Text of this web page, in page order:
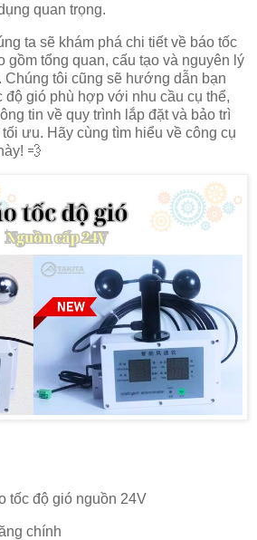
quan trọng.
ta sẽ khám phá chi tiết về báo tốc
gồm tổng quan, cấu tạo và nguyên lý
Chúng tôi cũng sẽ hướng dẫn bạn
độ gió phù hợp với nhu cầu cụ thể,
tin về quy trình lắp đặt và bảo trì
ưu. Hãy cùng tìm hiểu về công cụ
💨
độ gió nguồn 24V
chính